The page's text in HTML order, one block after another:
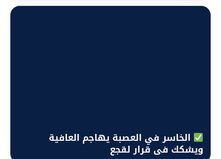
الخاسر في العصبة يهاجم العافية
ويشكك في قرار لقجع